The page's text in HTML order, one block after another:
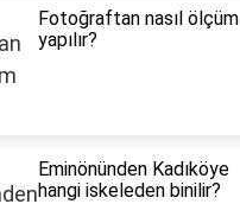
Fotoğraftan nasıl ölçüm
yapılır?
Eminönünden Kadıköye
hangi iskeleden binilir?